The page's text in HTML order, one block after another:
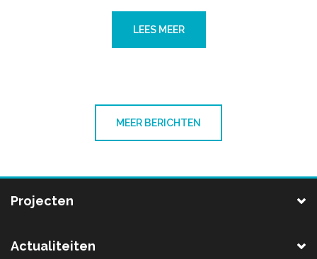
LEES MEER
MEER BERICHTEN
Projecten
Actualiteiten